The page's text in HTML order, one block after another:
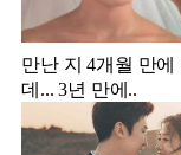
만난 지 4개월 만에
데... 3년 만에..